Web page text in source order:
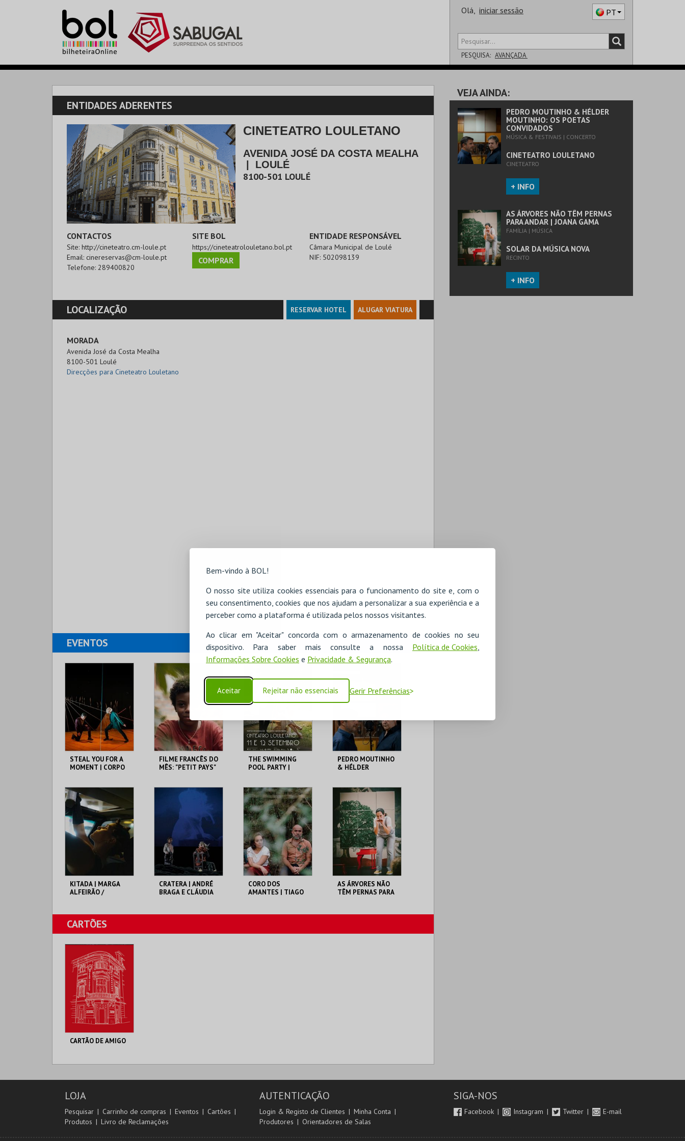
Bem-vindo à BOL!
O nosso site utiliza cookies essenciais para o funcionamento do site e, com o
seu consentimento, cookies que nos ajudam a personalizar a sua experiência e a
perceber como a plataforma é utilizada pelos nossos visitantes.
Ao clicar em "Aceitar" concorda com o armazenamento de cookies no seu
dispositivo. Para saber mais consulte a nossa Política de Cookies,
Informações Sobre Cookies e Privacidade & Segurança.
Aceitar Rejeitar não essenciais Gerir Preferências
Olá, iniciar sessão PT
PESQUISA: AVANÇADA
SALA
ENTIDADES ADERENTES
CINETEATRO LOULETANO
AVENIDA JOSÉ DA COSTA MEALHA
LOULÉ
8100-501 LOULÉ
CONTACTOS
Site: http://cineteatro.cm-loule.pt
Email: cinereservas@cm-loule.pt
Telefone: 289400820
SITE BOL
https://cineteatrolouletano.bol.pt
COMPRAR
ENTIDADE RESPONSÁVEL
Câmara Municipal de Loulé
NIF: 502098139
LOCALIZAÇÃO RESERVAR HOTEL ALUGAR VIATURA
MORADA
Avenida José da Costa Mealha
8100-501 Loulé
Direcções para Cineteatro Louletano
EVENTOS
STEAL YOU FOR A
MOMENT | CORPO
CINETEATRO
LOULETANO
MAIS INFO
COMPRAR
FILME FRANCÊS DO
MÊS: "PETIT PAYS"
SOLAR DA MÚSICA
MAIS INFO
COMPRAR
THE SWIMMING
POOL PARTY |
CINETEATRO
LOULETANO
MAIS INFO
COMPRAR
PEDRO MOUTINHO
& HÉLDER
CONVIDADOS
CINETEATRO
LOULETANO
MAIS INFO
COMPRAR
KITADA | MARGA
ALFEIRÃO /
CINETEATRO
LOULETANO
COMPRAR
CRATERA | ANDRÉ
BRAGA E CLÁUDIA
CINETEATRO
CORO DOS
AMANTES | TIAGO
E TÓNAN QUITO
CINETEATRO
AS ÁRVORES NÃO
TÊM PERNAS PARA
SOLAR DA MÚSICA
CARTÕES
CARTÃO DE AMIGO
CINETEATRO
AQUISIÇÃO 2026
COMPRAR
VEJA AINDA:
PEDRO MOUTINHO & HÉLDER
MOUTINHO: OS POETAS
CONVIDADOS
MÚSICA & FESTIVAIS | CONCERTO
CINETEATRO LOULETANO
CINETEATRO
+ INFO
AS ÁRVORES NÃO TÊM PERNAS
PARA ANDAR | JOANA GAMA
FAMÍLIA | MÚSICA
SOLAR DA MÚSICA NOVA
RECINTO
+ INFO
LOJA
Pesquisar Carrinho de compras Eventos
Cartões
Produtos
Livro de Reclamações
AUTENTICAÇÃO
Login & Registo de Clientes
Minha Conta
Produtores
Orientadores de Salas
SIGA-NOS
Facebook Instagram Twitter E-mail